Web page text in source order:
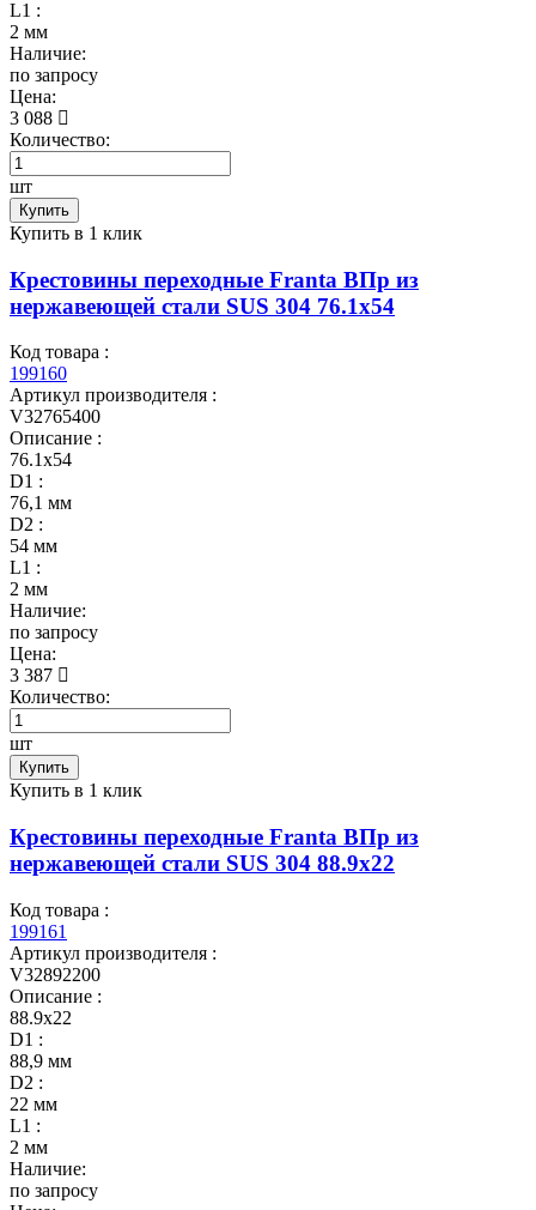
L1 :
2 мм
Наличие:
по запросу
Цена:
3 088
Количество:
шт
Купить
Купить в 1 клик
Крестовины переходные Franta ВПр из
нержавеющей стали SUS 304 76.1х54
Код товара :
199160
Артикул производителя :
V32765400
Описание :
76.1х54
D1 :
76,1 мм
D2 :
54 мм
L1 :
2 мм
Наличие:
по запросу
Цена:
3 387
Количество:
шт
Купить
Купить в 1 клик
Крестовины переходные Franta ВПр из
нержавеющей стали SUS 304 88.9х22
Код товара :
199161
Артикул производителя :
V32892200
Описание :
88.9х22
D1 :
88,9 мм
D2 :
22 мм
L1 :
2 мм
Наличие:
по запросу